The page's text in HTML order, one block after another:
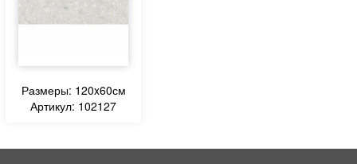
Размеры: 120x60см
Артикул: 102127